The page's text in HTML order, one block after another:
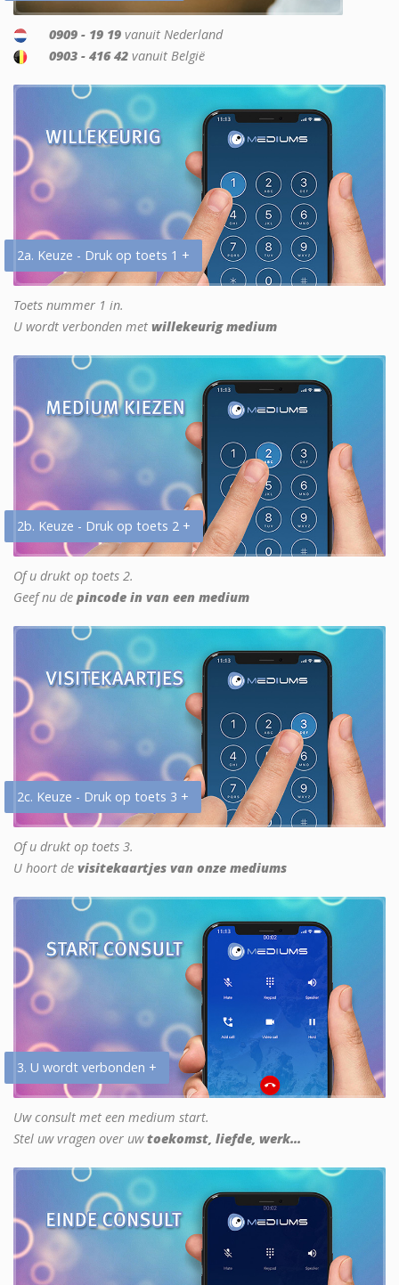
0909 - 19 19 vanuit Nederland
0903 - 416 42 vanuit België
2a. Keuze - Druk op toets 1 +
Toets nummer 1 in.
U wordt verbonden met willekeurig medium
2b. Keuze - Druk op toets 2 +
Of u drukt op toets 2.
Geef nu de pincode in van een medium
2c. Keuze - Druk op toets 3 +
Of u drukt op toets 3.
U hoort de visitekaartjes van onze mediums
3. U wordt verbonden +
Uw consult met een medium start.
Stel uw vragen over uwtoekomst, liefde, werk...